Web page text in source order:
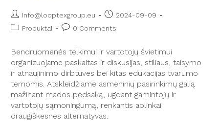
info@looptexgroup.eu
2024-09-09
Produktai
0 Comments
Bendruomenės telkimui ir vartotojų švietimui
organizuojame paskaitas ir diskusijas, stiliaus, taisymo
ir atnaujinimo dirbtuves bei kitas edukacijas tvarumo
temomis. Atskleidžiame asmeninių pasirinkimų galią
mažinant mados pėdsaką, ugdant gamintojų ir
vartotojų sąmoningumą, renkantis aplinkai
draugiškesnes alternatyvas.